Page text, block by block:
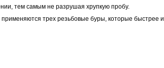
тем самым не разрушая хрупкую пробу.
трех резьбовые буры, которые быстрее и